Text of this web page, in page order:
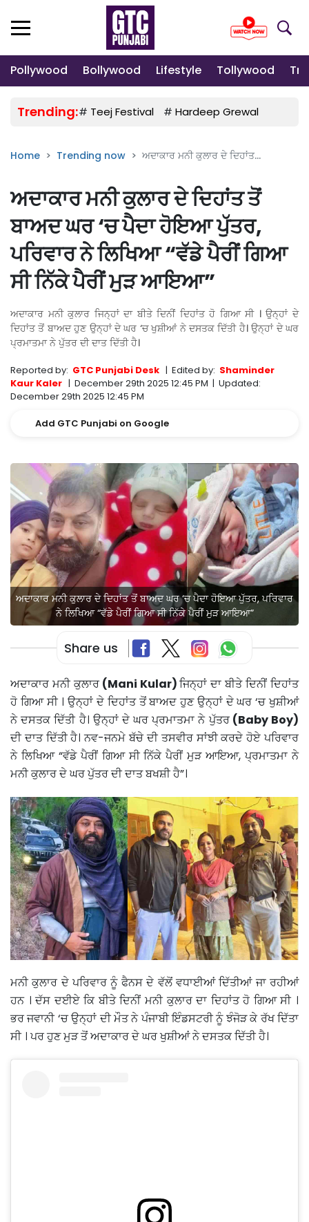
Pollywood Bollywood Lifestyle Tollywood
Trending:# Teej Festival # Hardeep Grewal
Home Trending now ਅਦਾਕਾਰ ਮਨੀ ਕੁਲਾਰ ਦੇ ਦਿਹਾਂਤ...
ਅਦਾਕਾਰ ਮਨੀ ਕੁਲਾਰ ਦੇ ਦਿਹਾਂਤ ਤੋਂ
ਬਾਅਦ ਘਰ ‘ਚ ਪੈਦਾ ਹੋਇਆ ਪੁੱਤਰ,
ਪਰਿਵਾਰ ਨੇ ਲਿਖਿਆ “ਵੱਡੇ ਪੈਰੀਂ ਗਿਆ
ਸੀ ਨਿੱਕੇ ਪੈਰੀਂ ਮੁੜ ਆਇਆ”
ਅਦਾਕਾਰ ਮਨੀ ਕੁਲਾਰ ਜਿਨ੍ਹਾਂ ਦਾ ਬੀਤੇ ਦਿਨੀਂ ਦਿਹਾਂਤ ਹੋ ਗਿਆ ਸੀ । ਉਨ੍ਹਾਂ ਦੇ
ਦਿਹਾਂਤ ਤੋਂ ਬਾਅਦ ਹੁਣ ਉਨ੍ਹਾਂ ਦੇ ਘਰ ‘ਚ ਖੁਸ਼ੀਆਂ ਨੇ ਦਸਤਕ ਦਿੱਤੀ ਹੈ। ਉਨ੍ਹਾਂ ਦੇ ਘਰ
ਪ੍ਰਮਾਤਮਾ ਨੇ ਪੁੱਤਰ ਦੀ ਦਾਤ ਦਿੱਤੀ ਹੈ।
Reported by: GTC Punjabi Desk | Edited by: Shaminder
Kaur Kaler | December 29th 2025 12:45 PM | Updated:
December 29th 2025 12:45 PM
Add GTC Punjabi on Google
ਅਦਾਕਾਰ ਮਨੀ ਕੁਲਾਰ ਦੇ ਦਿਹਾਂਤ ਤੋਂ ਬਾਅਦ ਘਰ ‘ਚ ਪੈਦਾ ਹੋਇਆ ਪੁੱਤਰ, ਪਰਿਵਾਰ
ਨੇ ਲਿਖਿਆ “ਵੱਡੇ ਪੈਰੀਂ ਗਿਆ ਸੀ ਨਿੱਕੇ ਪੈਰੀਂ ਮੁੜ ਆਇਆ”
Share us
ਅਦਾਕਾਰ ਮਨੀ ਕੁਲਾਰ(Mani Kular)ਜਿਨ੍ਹਾਂ ਦਾ ਬੀਤੇ ਦਿਨੀਂ ਦਿਹਾਂਤ
ਹੋ ਗਿਆ ਸੀ । ਉਨ੍ਹਾਂ ਦੇ ਦਿਹਾਂਤ ਤੋਂ ਬਾਅਦ ਹੁਣ ਉਨ੍ਹਾਂ ਦੇ ਘਰ ‘ਚ ਖੁਸ਼ੀਆਂ
ਨੇ ਦਸਤਕ ਦਿੱਤੀ ਹੈ। ਉਨ੍ਹਾਂ ਦੇ ਘਰ ਪ੍ਰਮਾਤਮਾ ਨੇ ਪੁੱਤਰ(Baby Boy)
ਦੀ ਦਾਤ ਦਿੱਤੀ ਹੈ। ਨਵ-ਜਨਮੇ ਬੱਚੇ ਦੀ ਤਸਵੀਰ ਸਾਂਝੀ ਕਰਦੇ ਹੋਏ ਪਰਿਵਾਰ
ਨੇ ਲਿਖਿਆ “ਵੱਡੇ ਪੈਰੀਂ ਗਿਆ ਸੀ ਨਿੱਕੇ ਪੈਰੀਂ ਮੁੜ ਆਇਆ, ਪ੍ਰਮਾਤਮਾ ਨੇ
ਮਨੀ ਕੁਲਾਰ ਦੇ ਘਰ ਪੁੱਤਰ ਦੀ ਦਾਤ ਬਖਸ਼ੀ ਹੈ”।
ਮਨੀ ਕੁਲਾਰ ਦੇ ਪਰਿਵਾਰ ਨੂੰ ਫੈਨਸ ਦੇ ਵੱਲੋਂ ਵਧਾਈਆਂ ਦਿੱਤੀਆਂ ਜਾ ਰਹੀਆਂ
ਹਨ । ਦੱਸ ਦਈਏ ਕਿ ਬੀਤੇ ਦਿਨੀਂ ਮਨੀ ਕੁਲਾਰ ਦਾ ਦਿਹਾਂਤ ਹੋ ਗਿਆ ਸੀ ।
ਭਰ ਜਵਾਨੀ ‘ਚ ਉਨ੍ਹਾਂ ਦੀ ਮੌਤ ਨੇ ਪੰਜਾਬੀ ਇੰਡਸਟਰੀ ਨੂੰ ਝੰਜੋੜ ਕੇ ਰੱਖ ਦਿੱਤਾ
ਸੀ । ਪਰ ਹੁਣ ਮੁੜ ਤੋਂ ਅਦਾਕਾਰ ਦੇ ਘਰ ਖੁਸ਼ੀਆਂ ਨੇ ਦਸਤਕ ਦਿੱਤੀ ਹੈ।